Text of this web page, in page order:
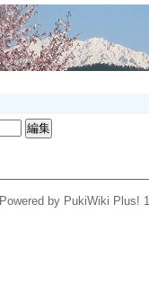
Powered by PukiWiki Plus!